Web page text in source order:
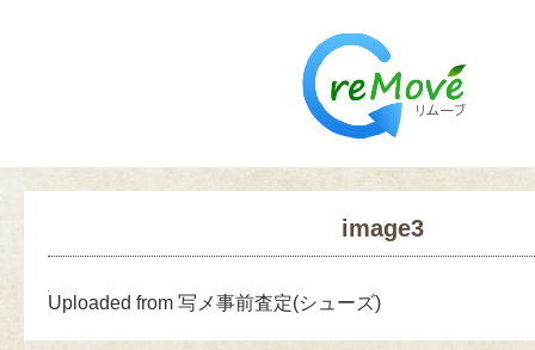
image3
Uploaded from 写メ事前査定(シューズ)